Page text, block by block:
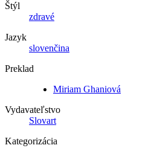
Štýl
zdravé
Jazyk
slovenčina
Preklad
Miriam Ghaniová
Vydavateľstvo
Slovart
Kategorizácia